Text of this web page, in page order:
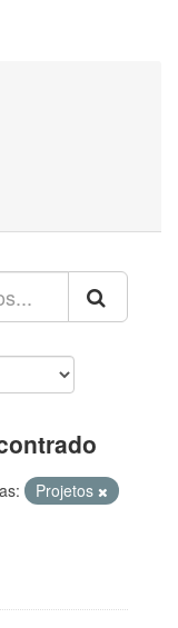
Projetos